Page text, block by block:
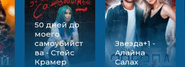
50 дней до
моего
самоубийст
ва - Стейс
Крамер
Звезда+1 -
Алайна
Салах